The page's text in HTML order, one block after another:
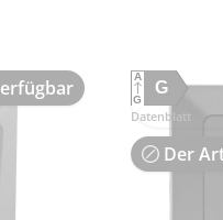
•
mit
G
A
G
Datenblatt
Der